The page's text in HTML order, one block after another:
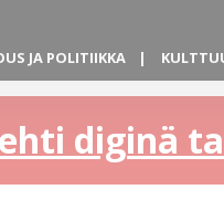
JA POLITIIKKA
diginä